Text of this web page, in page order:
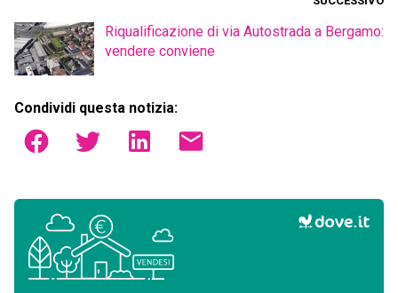
Riqualificazione di via Autostrada a Bergamo:
vendere conviene
Condividi questa notizia: